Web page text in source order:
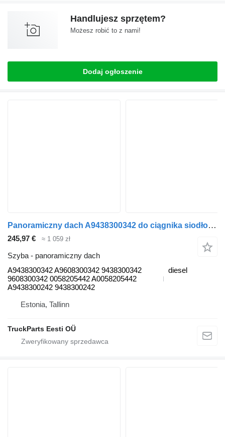
Handlujesz sprzętem?
Możesz robić to z nami!
Dodaj ogłoszenie
Panoramiczny dach A9438300342 do ciągnika siodłowego Mercedes-Benz Actros, Axor MP1, MP2, MP3 (1996-2014)
245,97 € ≈ 1 059 zł
Szyba - panoramiczny dach
A9438300342 A9608300342 9438300342
9608300342 0058205442 A0058205442
A9438300242 9438300242
diesel
Estonia, Tallinn
TruckParts Eesti OÜ